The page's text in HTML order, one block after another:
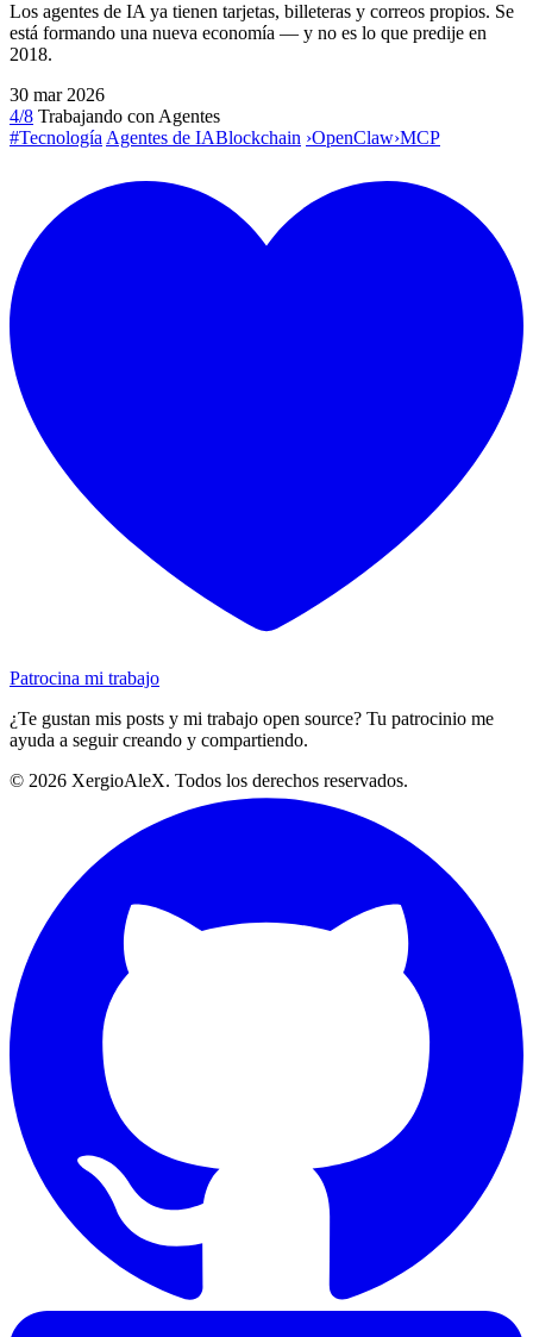
Los agentes de IA ya tienen tarjetas, billeteras y correos propios. Se
está formando una nueva economía — y no es lo que predije en
2018.
30 mar 2026
4/8 Trabajando con Agentes
#Tecnología Agentes de IABlockchain ›OpenClaw›MCP
Patrocina mi trabajo
¿Te gustan mis posts y mi trabajo open source? Tu patrocinio me
ayuda a seguir creando y compartiendo.
© 2026 XergioAleX. Todos los derechos reservados.